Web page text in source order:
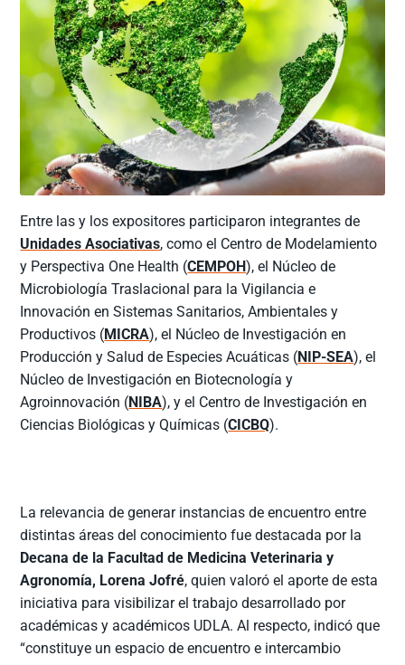
Entre las y los expositores participaron integrantes de
Unidades Asociativas, como el Centro de Modelamiento
y Perspectiva One Health (CEMPOH), el Núcleo de
Microbiología Traslacional para la Vigilancia e
Innovación en Sistemas Sanitarios, Ambientales y
Productivos (MICRA), el Núcleo de Investigación en
Producción y Salud de Especies Acuáticas (NIP-SEA), el
Núcleo de Investigación en Biotecnología y
Agroinnovación (NIBA), y el Centro de Investigación en
Ciencias Biológicas y Químicas (CICBQ).
La relevancia de generar instancias de encuentro entre
distintas áreas del conocimiento fue destacada por la
Decana de la Facultad de Medicina Veterinaria y
Agronomía, Lorena Jofré, quien valoró el aporte de esta
iniciativa para visibilizar el trabajo desarrollado por
académicas y académicos UDLA. Al respecto, indicó que
“constituye un espacio de encuentro e intercambio